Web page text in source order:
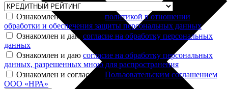
Ознакомлен и согласен с политикой в отношении
обработки и обеспечения защиты персональных данных
Ознакомлен и даю согласие на обработку персональных
данных
Ознакомлен и даю согласие на обработку персональных
данных, разрешенных мною для распространения
Ознакомлен и согласен с Пользовательским соглашением
ООО «НРА»